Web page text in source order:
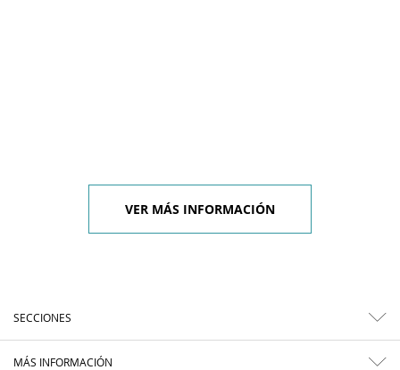
VER MÁS INFORMACIÓN
SECCIONES
MÁS INFORMACIÓN